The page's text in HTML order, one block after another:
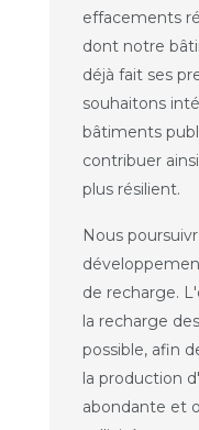
effacements
dont notre
déjà fait ses
souhaitons
bâtiments
contribuer
plus résilient.
Nous
de recharge.
la recharge
possible, afin
la production
abondante et